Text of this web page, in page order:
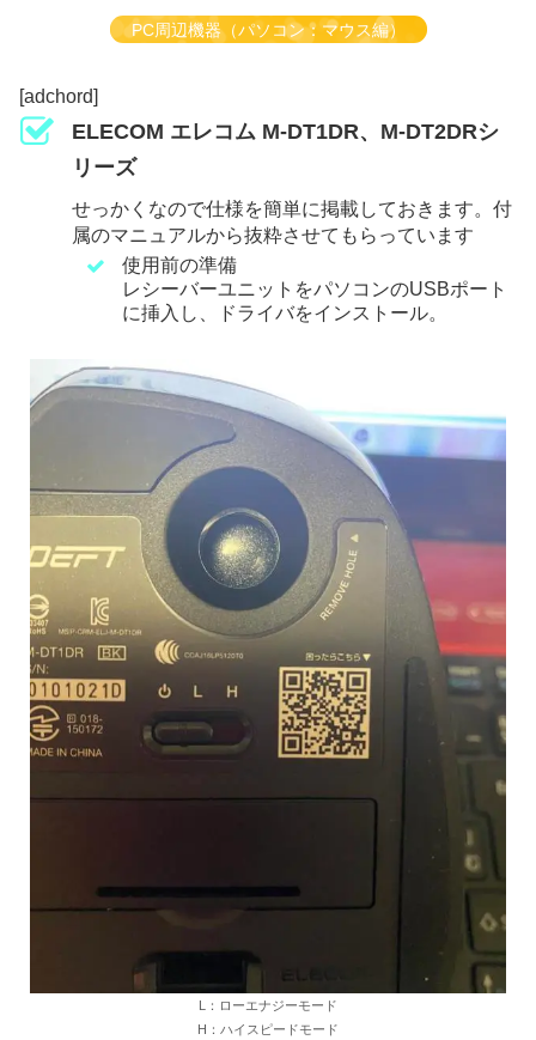
PC周辺機器（パソコン：マウス編）
[adchord]
ELECOM エレコム M-DT1DR、M-DT2DRシ
リーズ
せっかくなので仕様を簡単に掲載しておきます。付
属のマニュアルから抜粋させてもらっています
使用前の準備
レシーバーユニットをパソコンのUSBポート
に挿入し、ドライバをインストール。
L：ローエナジーモード
H：ハイスピードモード